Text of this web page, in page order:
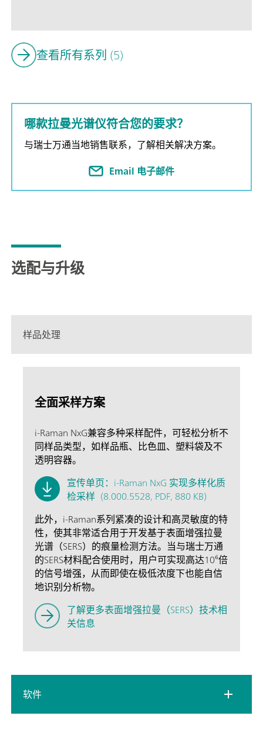
查看所有系列 (5)
哪款拉曼光谱仪符合您的要求？
与瑞士万通当地销售联系，了解相关解决方案。
Email 电子邮件
选配与升级
样品处理
全面采样方案
i-Raman NxG兼容多种采样配件，可轻松分析不
同样品类型，如样品瓶、比色皿、塑料袋及不
透明容器。
宣传单页：i-Raman NxG 实现多样化质
检采样 (8.000.5528, PDF, 880 KB)
此外，i-Raman系列紧凑的设计和高灵敏度的特
性，使其非常适合用于开发基于表面增强拉曼
光谱（SERS）的痕量检测方法。当与瑞士万通
的SERS材料配合使用时，用户可实现高达10⁶倍
的信号增强，从而即使在极低浓度下也能自信
地识别分析物。
了解更多表面增强拉曼（SERS）技术相
关信息
软件